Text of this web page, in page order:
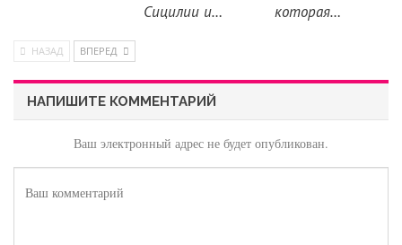
Сицилии и…
которая…
НАЗАД ВПЕРЕД
НАПИШИТЕ КОММЕНТАРИЙ
Ваш электронный адрес не будет опубликован.